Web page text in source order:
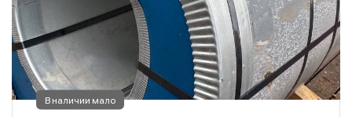
В наличии мало